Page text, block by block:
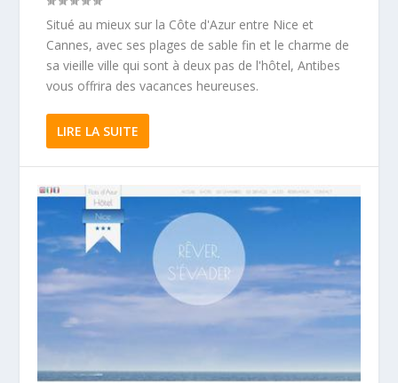
Situé au mieux sur la Côte d'Azur entre Nice et
Cannes, avec ses plages de sable fin et le charme de
sa vieille ville qui sont à deux pas de l'hôtel, Antibes
vous offrira des vacances heureuses.
LIRE LA SUITE